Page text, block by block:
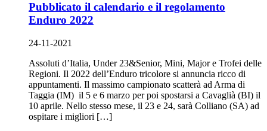
Pubblicato il calendario e il regolamento
Enduro 2022
24-11-2021
Assoluti d’Italia, Under 23&Senior, Mini, Major e Trofei delle
Regioni. Il 2022 dell’Enduro tricolore si annuncia ricco di
appuntamenti. Il massimo campionato scatterà ad Arma di
Taggia (IM) il 5 e 6 marzo per poi spostarsi a Cavaglià (BI) il
10 aprile. Nello stesso mese, il 23 e 24, sarà Colliano (SA) ad
ospitare i migliori […]